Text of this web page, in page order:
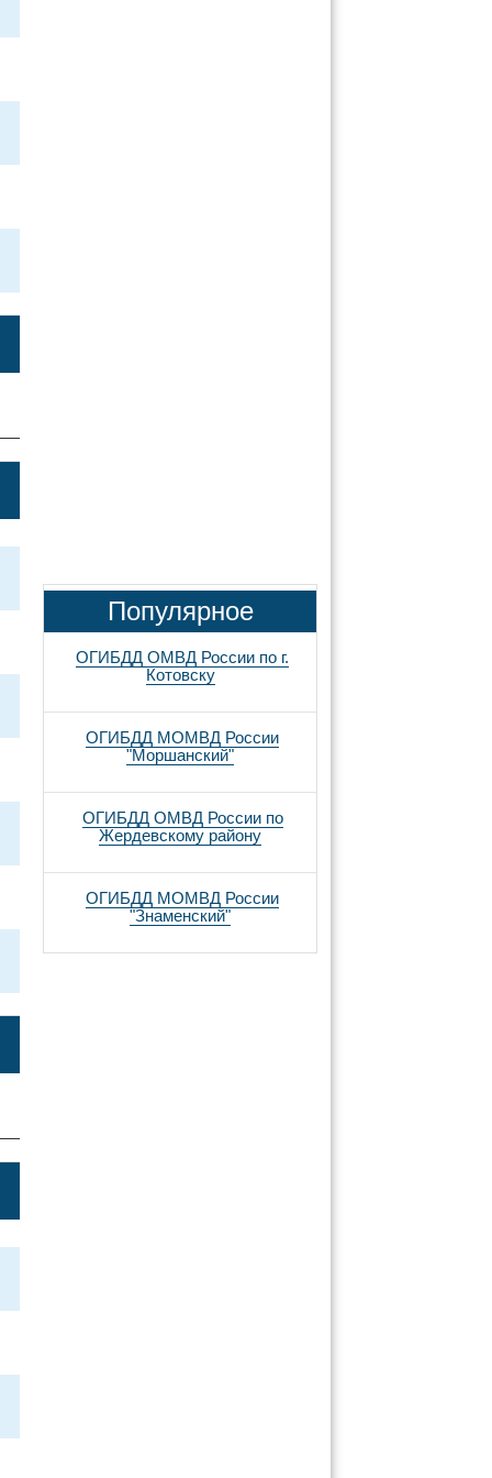
Популярное
ОГИБДД ОМВД России по г.
Котовску
ОГИБДД МОМВД России
"Моршанский"
ОГИБДД ОМВД России по
Жердевскому району
ОГИБДД МОМВД России
"Знаменский"